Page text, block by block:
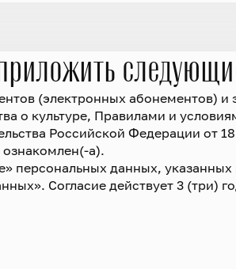
(электронных абонементов)
о культуре, Правилами и
Российской Федерации от
а).
данных,
Согласие действует 3 (три)